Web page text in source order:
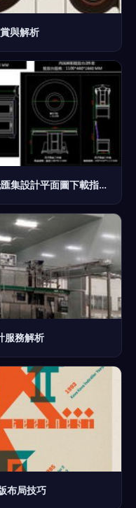
與解析
2018家具廠沙發圓桌案柜CAD圖紙匯集設計平面圖下載指南——編號17123586平面設計解析
服務解析
布局技巧